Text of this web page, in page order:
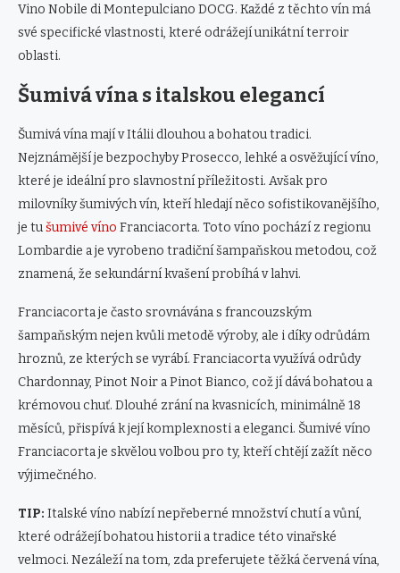
Vino Nobile di Montepulciano DOCG. Každé z těchto vín má
své specifické vlastnosti, které odrážejí unikátní terroir
oblasti.
Šumivá vína s italskou elegancí
Šumivá vína mají v Itálii dlouhou a bohatou tradici.
Nejznámější je bezpochyby Prosecco, lehké a osvěžující víno,
které je ideální pro slavnostní příležitosti. Avšak pro
milovníky šumivých vín, kteří hledají něco sofistikovanějšího,
je tušumivé víno Franciacorta. Toto víno pochází z regionu
Lombardie a je vyrobeno tradiční šampaňskou metodou, což
znamená, že sekundární kvašení probíhá v lahvi.
Franciacorta je často srovnávána s francouzským
šampaňským nejen kvůli metodě výroby, ale i díky odrůdám
hroznů, ze kterých se vyrábí. Franciacorta využívá odrůdy
Chardonnay, Pinot Noir a Pinot Bianco, což jí dává bohatou a
krémovou chuť. Dlouhé zrání na kvasnicích, minimálně 18
měsíců, přispívá k její komplexnosti a eleganci. Šumivé víno
Franciacorta je skvělou volbou pro ty, kteří chtějí zažít něco
výjimečného.
TIP: Italské víno nabízí nepřeberné množství chutí a vůní,
které odrážejí bohatou historii a tradice této vinařské
velmoci. Nezáleží na tom, zda preferujete těžká červená vína,